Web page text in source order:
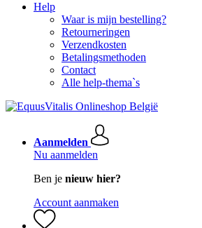
Help
Waar is mijn bestelling?
Retourneringen
Verzendkosten
Betalingsmethoden
Contact
Alle help-thema`s
Aanmelden
Nu aanmelden
Ben je nieuw hier?
Account aanmaken